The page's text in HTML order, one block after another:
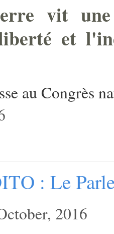
vit une
et
au Congrès
: Le
2016